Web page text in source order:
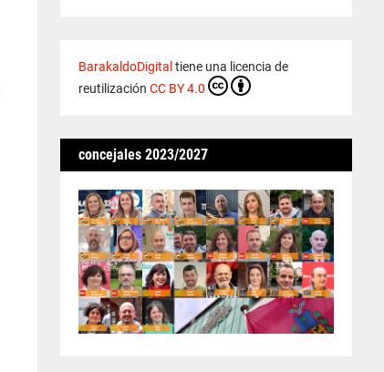
BarakaldoDigital tiene una licencia de
reutilización CC BY 4.0
concejales 2023/2027